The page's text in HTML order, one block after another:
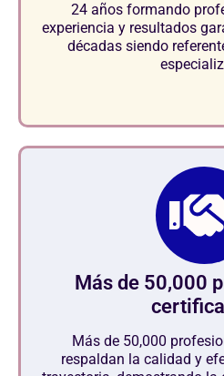
24 años formando
experiencia y resultados
décadas siendo
Más de 50,000
Más de 50,000
respaldan la calidad y